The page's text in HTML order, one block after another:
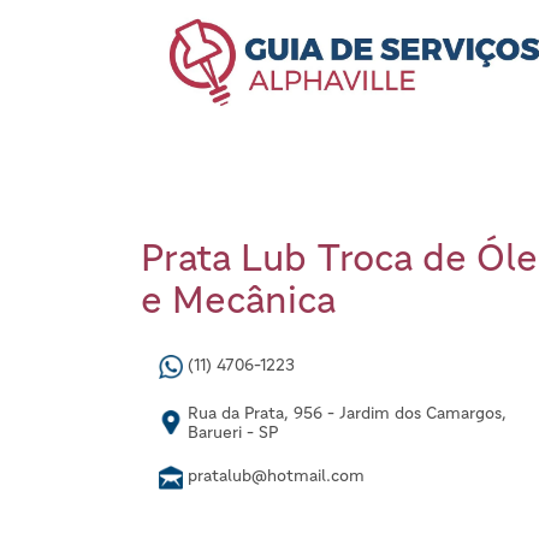
Prata Lub Troca de
e Mecânica
(11) 4706-1223
Rua da Prata, 956 - Jardim dos Camargos,
Barueri - SP
pratalub@hotmail.com